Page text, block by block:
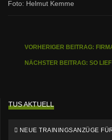
Foto: Helmut Kemme
VORHERIGER BEITRAG:
NÄCHSTER BEITRAG: SO
TUS AKTUELL
NEUE TRAININGSANZÜGE